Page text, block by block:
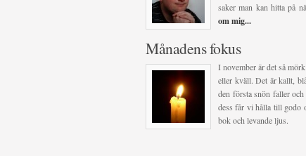
saker man kan hitta på
om mig...
Månadens fokus
I november är det så
eller kväll. Det är kallt,
den första snön faller
dess får vi hålla till godo
bok och levande ljus.